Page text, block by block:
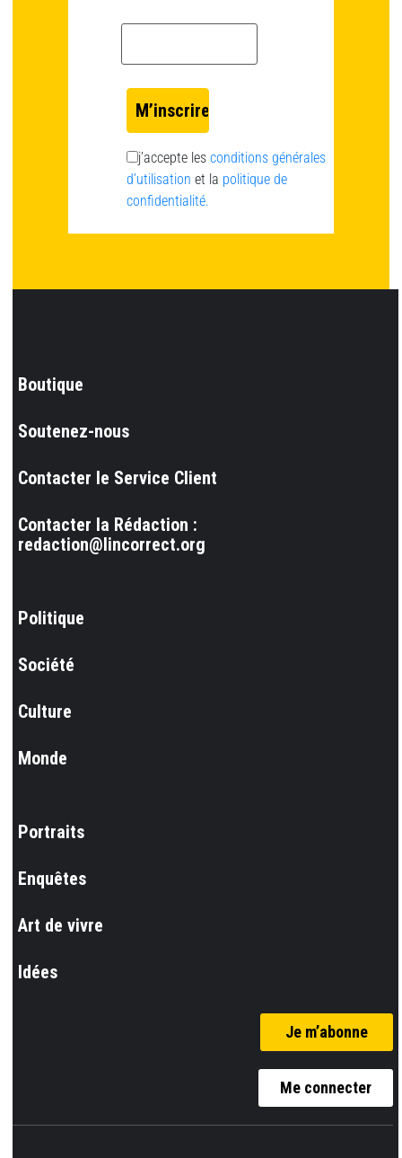
j’accepte les conditions générales
d’utilisation et la politique de
confidentialité.
Boutique
Soutenez-nous
Contacter le Service Client
Contacter la Rédaction :
redaction@lincorrect.org
Politique
Société
Culture
Monde
Portraits
Enquêtes
Art de vivre
Idées
Je m’abonne
Me connecter